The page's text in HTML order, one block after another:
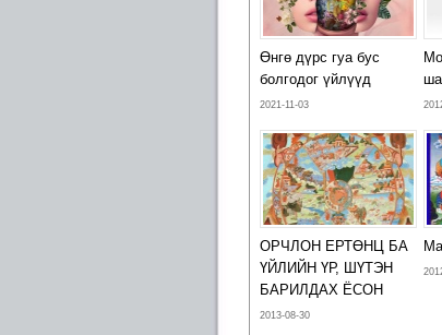
Өнгө дүрс гуа бус
болгодог үйлүүд
2021-11-03
ОРЧЛОН ЕРТӨНЦ БА
ҮЙЛИЙН ҮР, ШҮТЭН
БАРИЛДАХ ЁСОН
2013-08-30